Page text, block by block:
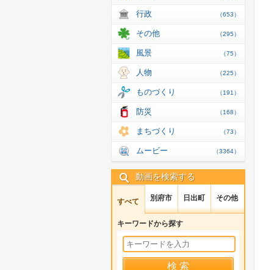
行政 （653）
その他 （295）
風景 （75）
人物 （225）
ものづくり （191）
防災 （168）
まちづくり （73）
ムービー （3364）
動画を検索する
すべて 別府市 日出町 その他
キーワードから探す